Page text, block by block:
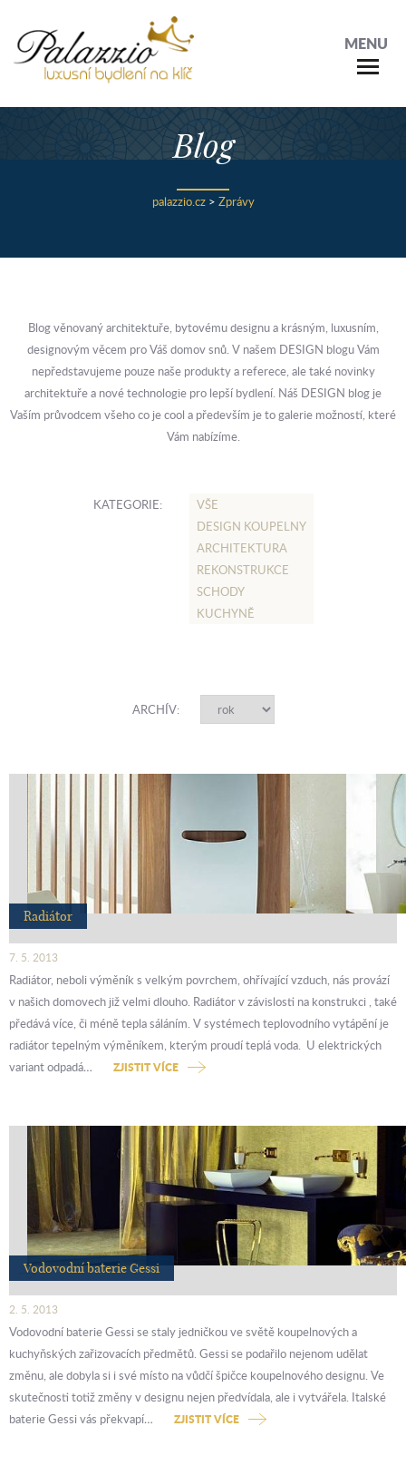
MENU
Blog
palazzio.cz > Zprávy
Blog věnovaný architektuře, bytovému designu a krásným, luxusním,
designovým věcem pro Váš domov snů. V našem DESIGN blogu Vám
nepředstavujeme pouze naše produkty a referece, ale také novinky
architektuře a nové technologie pro lepší bydlení. Náš DESIGN blog je
Vaším průvodcem všeho co je cool a především je to galerie možností, které
Vám nabízíme.
KATEGORIE:
VŠE
DESIGN KOUPELNY
ARCHITEKTURA
REKONSTRUKCE
SCHODY
KUCHYNĚ
ARCHÍV:
Radiátor
7. 5. 2013
Radiátor, neboli výměník s velkým povrchem, ohřívající vzduch, nás provází
v našich domovech již velmi dlouho. Radiátor v závislosti na konstrukci , také
předává více, či méně tepla sáláním. V systémech teplovodního vytápění je
radiátor tepelným výměníkem, kterým proudí teplá voda. U elektrických
variant odpadá…
ZJISTIT VÍCE
Vodovodní baterie Gessi
2. 5. 2013
Vodovodní baterie Gessi se staly jedničkou ve světě koupelnových a
kuchyňských zařizovacích předmětů. Gessi se podařilo nejenom udělat
změnu, ale dobyla si i své místo na vůdčí špičce koupelnového designu. Ve
skutečnosti totiž změny v designu nejen předvídala, ale i vytvářela. Italské
baterie Gessi vás překvapí…
ZJISTIT VÍCE